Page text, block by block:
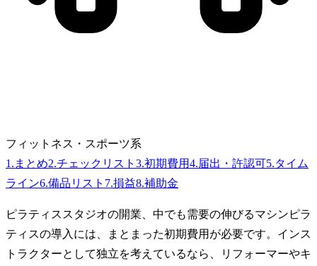
フィットネス・スポーツ系
1 . まとめ2.チェックリスト 3.初期費用4.届出・許認可5.タイム
ライン6.備品リスト 7.損益8.補助金
ピラティススタジオの開業、中でも需要の伸びるマシンピラ
ティスの導入には、まとまった初期費用が必要です。インス
トラクターとして独立を考えているなら、リフォーマーやキ